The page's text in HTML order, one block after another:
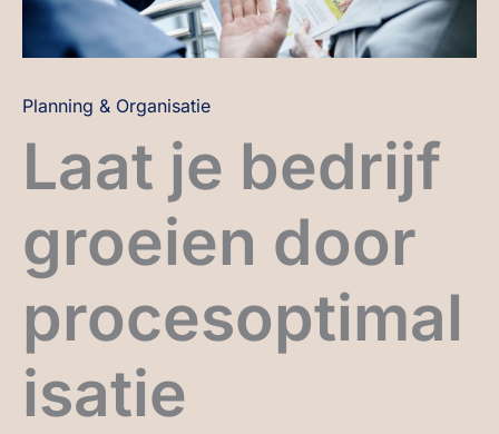
Planning & Organisatie
Laat je bedrijf
groeien door
procesoptimal
isatie